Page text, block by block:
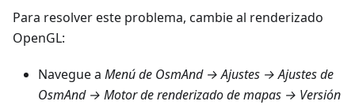
Para resolver este problema, cambie al renderizado
OpenGL:
Navegue a Menú de OsmAnd → Ajustes → Ajustes de
OsmAnd → Motor de renderizado de mapas → Versión